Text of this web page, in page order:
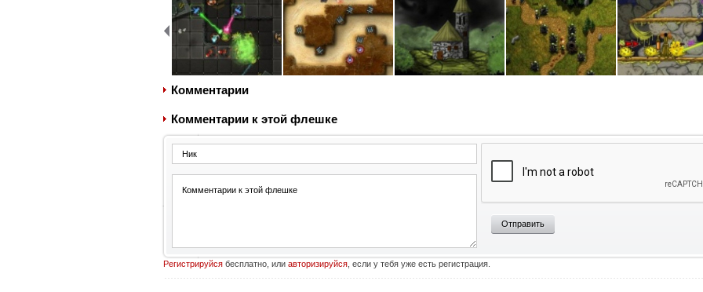
Комментарии
Комментарии к этой флешке
Отправить
Регистрируйсябесплатно, или авторизируйся, если у тебя уже есть регистрация.